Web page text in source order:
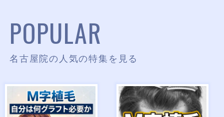
POPULAR
名古屋院の人気の特集を見る